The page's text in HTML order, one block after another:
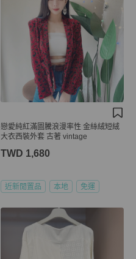
戀愛純紅滿圖騰浪漫率性 金絲絨短絨
大衣西裝外套 古著 vintage
TWD 1,680
近新閒置品 本地 免運